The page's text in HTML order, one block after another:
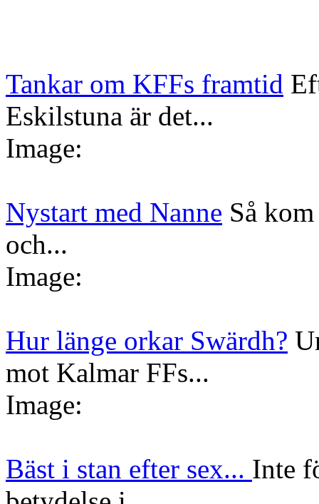
Tankar om KFFs framtid
Eskilstuna är det...
Image:
Nystart med Nanne Så
och...
Image:
Hur länge orkar Swärdh?
mot Kalmar FFs...
Image:
Bäst i stan efter sex... Inte